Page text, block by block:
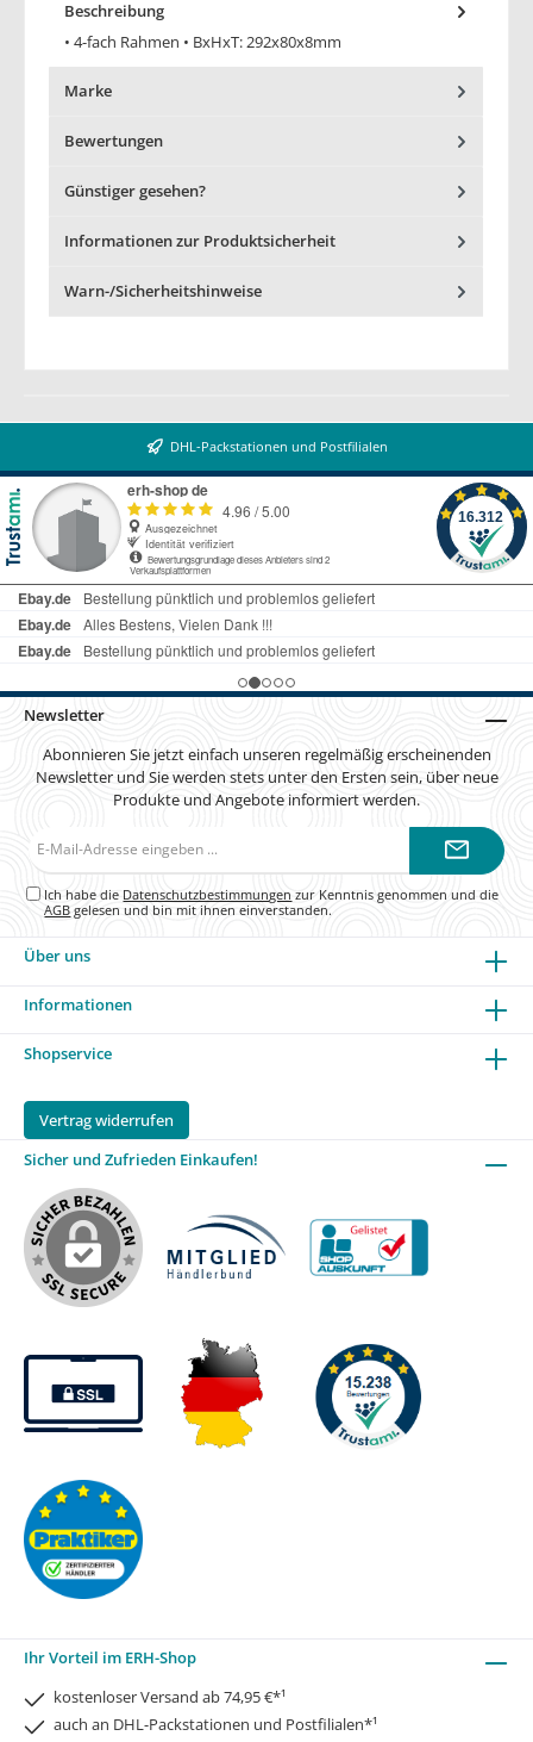
Beschreibung
• 4-fach Rahmen • BxHxT: 292x80x8mm
Marke
Bewertungen
Günstiger gesehen?
Informationen zur Produktsicherheit
Warn-/Sicherheitshinweise
DHL-Packstationen und Postfilialen
Newsletter
Abonnieren Sie jetzt einfach unseren regelmäßig erscheinenden
Newsletter und Sie werden stets unter den Ersten sein, über neue
Produkte und Angebote informiert werden.
Ich habe die Datenschutzbestimmungen zur Kenntnis genommen und die
AGB gelesen und bin mit ihnen einverstanden.
Über uns
Informationen
Shopservice
Vertrag widerrufen
Sicher und Zufrieden Einkaufen!
Ihr Vorteil im ERH-Shop
kostenloser Versand ab 74,95 €*¹
auch an DHL-Packstationen und Postfilialen*¹